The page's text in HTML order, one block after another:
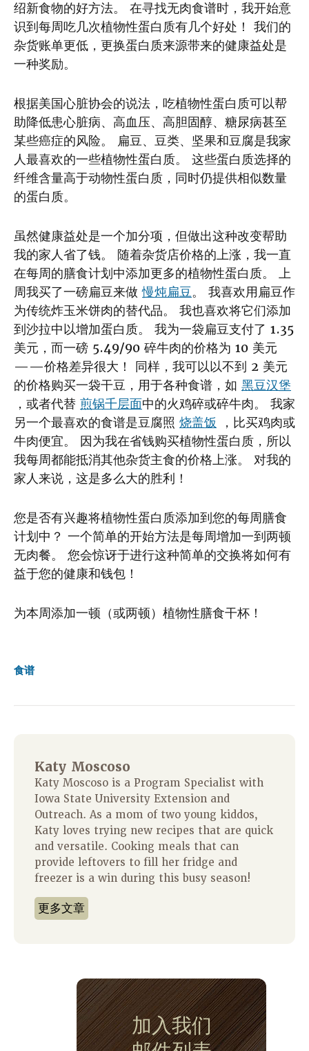
绍新食物的好方法。 在寻找无肉食谱时，我开始意
识到每周吃几次植物性蛋白质有几个好处！ 我们的
杂货账单更低，更换蛋白质来源带来的健康益处是
一种奖励。
根据美国心脏协会的说法，吃植物性蛋白质可以帮
助降低患心脏病、高血压、高胆固醇、糖尿病甚至
某些癌症的风险。 扁豆、豆类、坚果和豆腐是我家
人最喜欢的一些植物性蛋白质。 这些蛋白质选择的
纤维含量高于动物性蛋白质，同时仍提供相似数量
的蛋白质。
虽然健康益处是一个加分项，但做出这种改变帮助
我的家人省了钱。 随着杂货店价格的上涨，我一直
在每周的膳食计划中添加更多的植物性蛋白质。 上
周我买了一磅扁豆来做慢炖扁豆。 我喜欢用扁豆作
为传统炸玉米饼肉的替代品。 我也喜欢将它们添加
到沙拉中以增加蛋白质。 我为一袋扁豆支付了 1.35
美元，而一磅 5.49/90 碎牛肉的价格为 10 美元
——价格差异很大！ 同样，我可以以不到 2 美元
的价格购买一袋干豆，用于各种食谱，如 黑豆汉堡
，或者代替 煎锅千层面中的火鸡碎或碎牛肉。 我家
另一个最喜欢的食谱是豆腐照 烧盖饭 ，比买鸡肉或
牛肉便宜。 因为我在省钱购买植物性蛋白质，所以
我每周都能抵消其他杂货主食的价格上涨。 对我的
家人来说，这是多么大的胜利！
您是否有兴趣将植物性蛋白质添加到您的每周膳食
计划中？ 一个简单的开始方法是每周增加一到两顿
无肉餐。 您会惊讶于进行这种简单的交换将如何有
益于您的健康和钱包！
为本周添加一顿（或两顿）植物性膳食干杯！
食谱
Katy Moscoso
Katy Moscoso is a Program Specialist with
Iowa State University Extension and
Outreach. As a mom of two young kiddos,
Katy loves trying new recipes that are quick
and versatile. Cooking meals that can
provide leftovers to fill her fridge and
freezer is a win during this busy season!
更多文章
加入我们